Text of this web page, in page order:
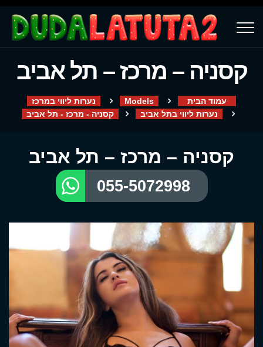
קסניה – מרכז – תל אביב
עמוד הבית Models
נערות ליווי במרכז
נערות ליווי בתל אביב
קסניה - מרכז - תל אביב
קסניה – מרכז – תל אביב
055-5072998